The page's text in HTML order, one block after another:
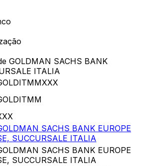
GOLDMAN SACHS BANK
ITALIA
SACHS BANK EUROPE
SUCCURSALE ITALIA
SACHS BANK EUROPE
SUCCURSALE ITALIA